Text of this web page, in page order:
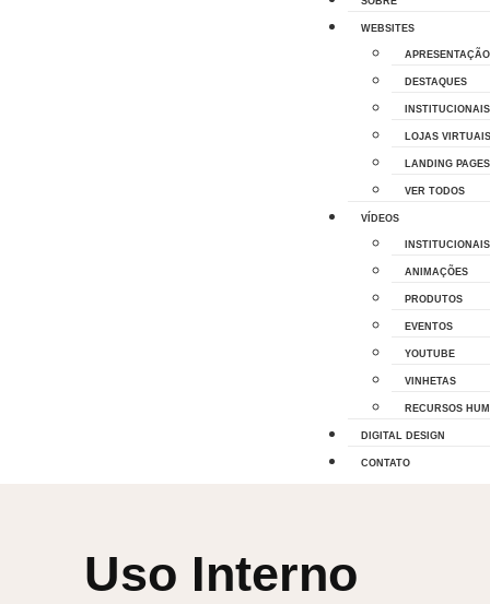
WEBSITES
APRESENTAÇÃO
DESTAQUES
INSTITUCIONAIS
LOJAS VIRTUAIS
LANDING PAGES
VER TODOS
VÍDEOS
INSTITUCIONAIS
ANIMAÇÕES
PRODUTOS
EVENTOS
YOUTUBE
VINHETAS
RECURSOS
DIGITAL DESIGN
CONTATO
Uso Interno